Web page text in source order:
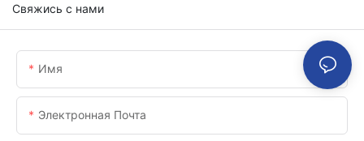
Свяжись с нами
Имя
Электронная Почта